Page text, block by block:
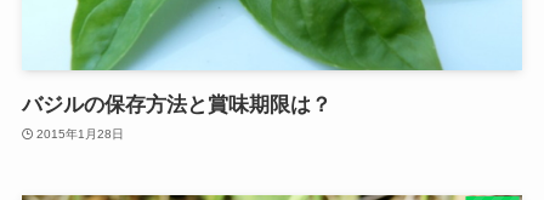
バジルの保存方法と賞味期限は？
2015年1月28日